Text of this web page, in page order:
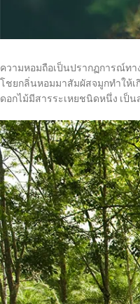
ความหอมถือเป็นปรากฏการณ์ท
โชยกลิ่นหอมมาสัมผัสจมูกทำให้เ
ดอกไม้มีสารระเหยชนิดหนึ่ง เป็